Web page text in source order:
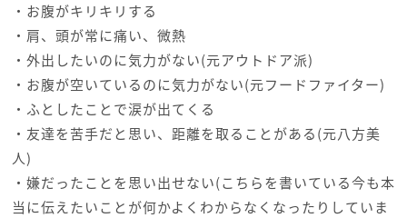
・お腹がキリキリする
・肩、頭が常に痛い、微熱
・外出したいのに気力がない(元アウトドア派)
・お腹が空いているのに気力がない(元フードファイター)
・ふとしたことで涙が出てくる
・友達を苦手だと思い、距離を取ることがある(元八方美
人)
・嫌だったことを思い出せない(こちらを書いている今も本
当に伝えたいことが何かよくわからなくなったりしていま